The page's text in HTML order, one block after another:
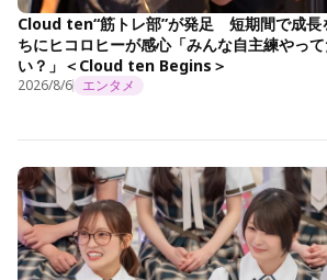
Cloud ten“筋トレ部”が発足 短期間で成長
ちにヒコロヒーが感心「みんな自主練やっ
い？」＜Cloud ten Begins＞
2026/8/6 エンタメ